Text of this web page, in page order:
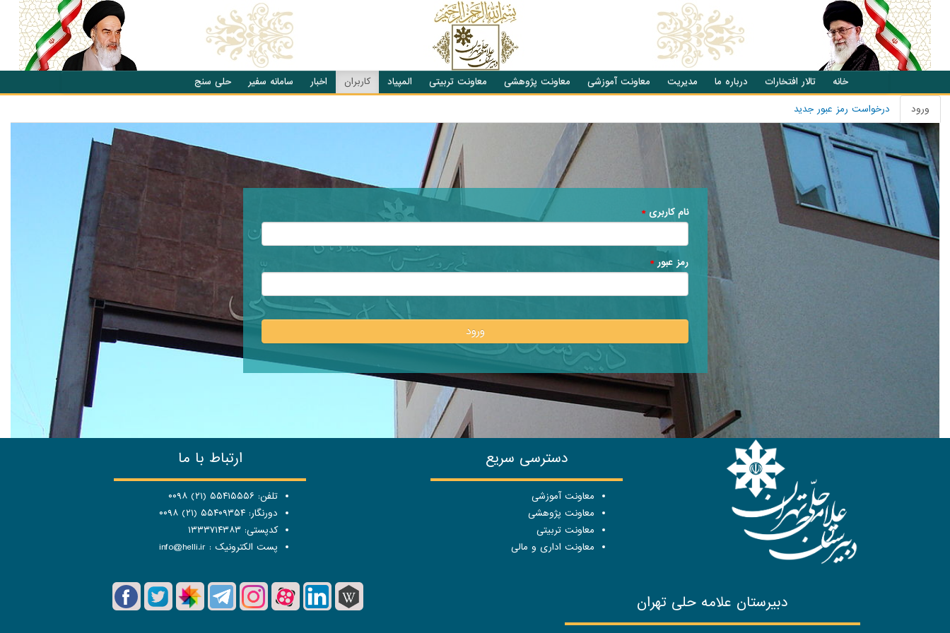
انتقال به محتوای اصلی
خانه تالار افتخارات درباره ما مدیریت معاونت آموزشی معاونت پژوهشی معاونت تربیتی المپیاد کاربران اخبار سامانه سفیر حلی سنج
تب های اصلی
ورود
فعال)
درخواست رمز عبور جدید
نام کاربری*
رمز عبور*
ورود
دسترسی سریع
معاونت آموزشی
معاونت پژوهشی
معاونت تربیتی
معاونت اداری و مالی
ارتباط با ما
تلفن: ۵۵۴۱۵۵۵۶ (۲۱) ۰۰۹۸
دورنگار: ۵۵۴۰۹۳۵۴ (۲۱) ۰۰۹۸
کدپستی: ۱۳۳۳۷۱۴۳۸۳
پست الکترونیک : info@helli.ir
دبیرستان علامه حلی تهران